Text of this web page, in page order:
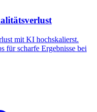
mit KI hochskalierst.
für scharfe Ergebnisse bei